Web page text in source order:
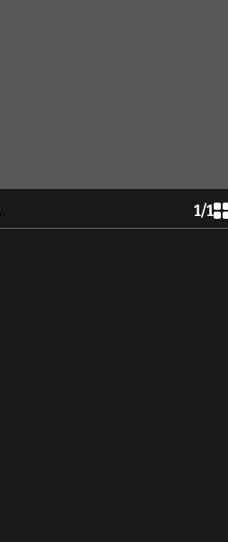
1/1